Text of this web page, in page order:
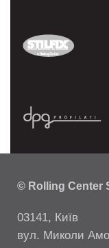
© Rolling Center
03141, Київ
вул. Миколи